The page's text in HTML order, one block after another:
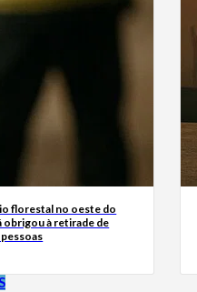
florestal no oeste do
obrigou à retirade de